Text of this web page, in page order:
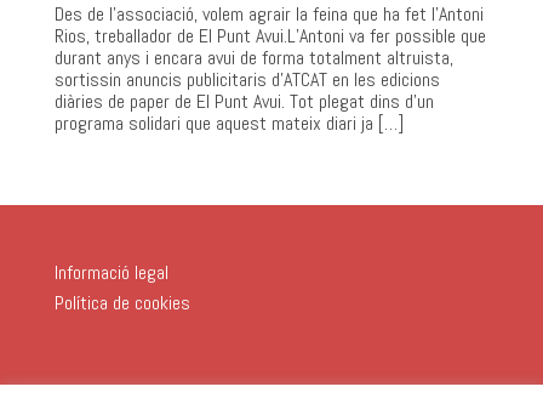
Des de l’associació, volem agrair la feina que ha fet l’Antoni
Rios, treballador de El Punt Avui.L’Antoni va fer possible que
durant anys i encara avui de forma totalment altruista,
sortissin anuncis publicitaris d’ATCAT en les edicions
diàries de paper de El Punt Avui. Tot plegat dins d’un
programa solidari que aquest mateix diari ja […]
Informació legal
Política de cookies